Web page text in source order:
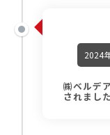
2024
㈱ベルデ
されました